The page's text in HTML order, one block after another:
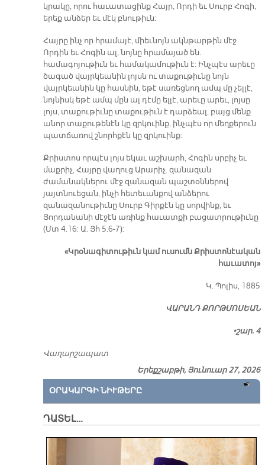
կրակը, որու հաւատացինք Հայր, Որդի եւ Սուրբ Հոգի,
երեք անձեր եւ մէկ բնութիւն:
Հայրը ինչ որ հրամայէ, միեւնոյն ակնթարթին մէջ
Որդին եւ Հոգին ալ, նոյնը հրամայած են.
համագոյութիւն եւ համակամութիւն է: Ինչպէս արեւը
ծագած վայրկեանին լոյսն ու տաքութիւնը նոյն
վայրկեանին կը հասնին, եթէ սառեցնող ամպ մը չելլէ,
նոյնիսկ եթէ ամպ մըն ալ դէմը ելլէ, արեւը արեւ, լոյսը
լոյս, տաքութիւնը տաքութիւն է դարձեալ, բայց մենք
անոր տաքութենէն կը զրկուինք, ինչպէս որ մեղքերուն
պատճառով շնորհքէն կը զրկուինք:
Քրիստոս որպէս լոյս եկաւ աշխարհ, Հոգին սրբիչ եւ
մաքրիչ, Հայրը վաղուց Արարիչ. զանազան
ժամանակներու մէջ զանազան պաշտօններով
յայտնուեցան, ինչի հետեւանքով անձերու
զանազանութիւնը Սուրբ Գիրքէն կը սորվինք, եւ
Յորդանանի մէջէն առինք հաւատքի բացատրութիւնը
(Մտ 4.16: Ա. Յհ 5.6-7):
«Կրօնագիտութիւն կամ ուսումն Քրիստոնէական
հաւատոյ»
Կ. Պոլիս, 1885
ՎԱՐԱՆԴ ՔՈՐԹՄՈՍԵԱՆ
•շար. 4
Վաղարշապատ
Երեքշաբթի, Յունուար 27, 2026
ՕՐԱԿԱՐԳԻ ՆԻՒԹԵՐԸ
ԴԱՏԵԼ…